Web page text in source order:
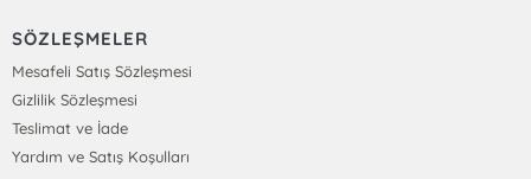
SÖZLEŞMELER
Mesafeli Satış Sözleşmesi
Gizlilik Sözleşmesi
Teslimat ve İade
Yardım ve Satış Koşulları